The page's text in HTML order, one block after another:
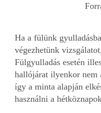
Ha a fülünk
végezhetünk
Fülgyulladás esetén
hallójárat ilyenkor nem
így a minta alapján
használni a